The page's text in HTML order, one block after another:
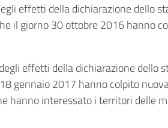
effetti della dichiarazione dello
il giorno 30 ottobre 2016 hanno
effetti della dichiarazione dello
gennaio 2017 hanno colpito
hanno interessato i territori delle